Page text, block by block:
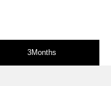
3Months